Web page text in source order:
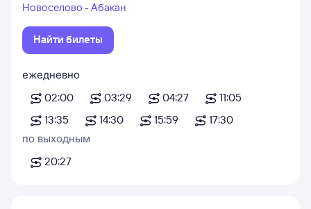
Новоселово - Абакан
Найти билеты
ежедневно
02:00
03:29 04:27
11:05
13:35
14:30 15:59
17:30
по выходным
20:27